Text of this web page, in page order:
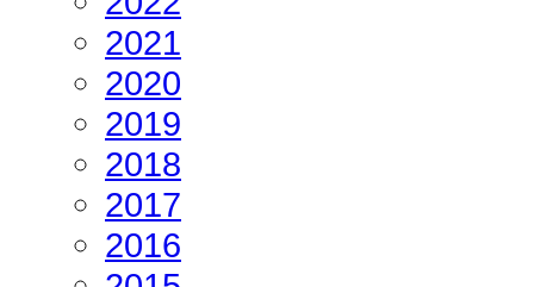
2021
2020
2019
2018
2017
2016